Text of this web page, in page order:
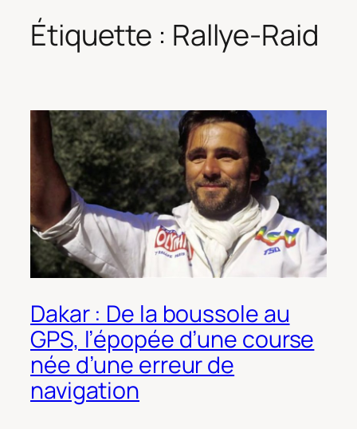
Étiquette : Rallye-Raid
Dakar : De la boussole au
GPS, l’épopée d’une course
née d’une erreur de
navigation